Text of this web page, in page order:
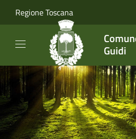
Regione Toscana
Guidi